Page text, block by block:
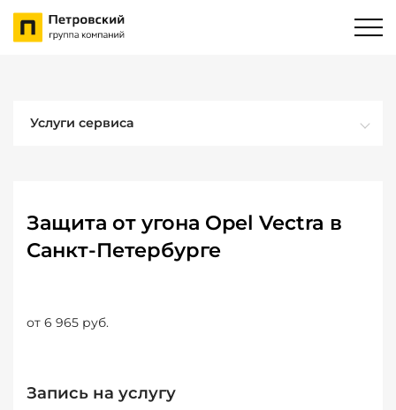
Услуги сервиса
Защита от угона Opel Vectra в
Санкт-Петербурге
от 6 965 руб.
Запись на услугу